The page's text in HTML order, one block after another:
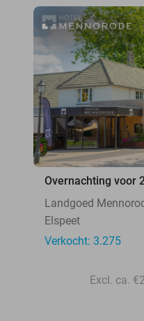
Overnachting voor
Landgoed
Elspeet
Verkocht: 3.275
Excl. ca.